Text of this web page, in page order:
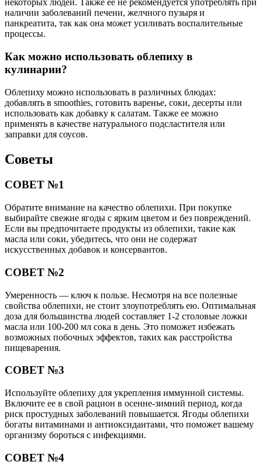
некоторых людей. Также ее не рекомендуется употреблять при
наличии заболеваний печени, желчного пузыря и
панкреатита, так как она может усиливать воспалительные
процессы.
Как можно использовать облепиху в
кулинарии?
Облепиху можно использовать в различных блюдах:
добавлять в smoothies, готовить варенье, соки, десерты или
использовать как добавку к салатам. Также ее можно
применять в качестве натурального подсластителя или
заправки для соусов.
Советы
СОВЕТ №1
Обратите внимание на качество облепихи. При покупке
выбирайте свежие ягоды с ярким цветом и без повреждений.
Если вы предпочитаете продукты из облепихи, такие как
масла или соки, убедитесь, что они не содержат
искусственных добавок и консервантов.
СОВЕТ №2
Умеренность — ключ к пользе. Несмотря на все полезные
свойства облепихи, не стоит злоупотреблять ею. Оптимальная
доза для большинства людей составляет 1-2 столовые ложки
масла или 100-200 мл сока в день. Это поможет избежать
возможных побочных эффектов, таких как расстройства
пищеварения.
СОВЕТ №3
Используйте облепиху для укрепления иммунной системы.
Включите ее в свой рацион в осенне-зимний период, когда
риск простудных заболеваний повышается. Ягоды облепихи
богаты витаминами и антиоксидантами, что поможет вашему
организму бороться с инфекциями.
СОВЕТ №4